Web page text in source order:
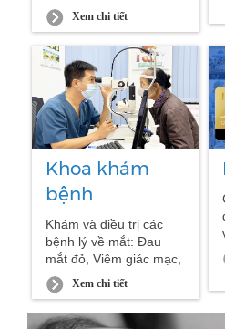
Xem chi tiết
Khoa khám
bệnh
Khám và điều trị các
bệnh lý về mắt: Đau
mắt đỏ, Viêm giác mạc,
đau nhức mắt.
Xem chi tiết